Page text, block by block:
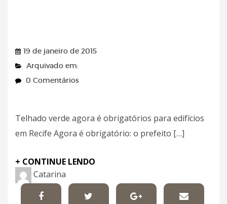
19 de janeiro de 2015
Arquivado em:
0 Comentários
Telhado verde agora é obrigatórios para edifícios
em Recife Agora é obrigatório: o prefeito […]
+ CONTINUE LENDO
Catarina